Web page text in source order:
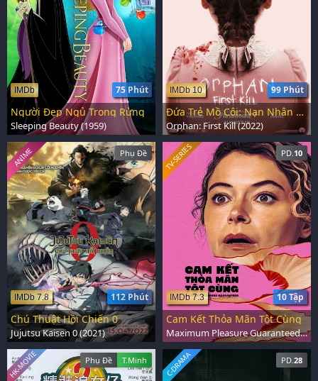
75 Phút
IMDb
Người Đẹp Ngủ Trong Rừng
Sleeping Beauty (1959)
99 Phút
IMDb 10
Đứa Trẻ Mồ Côi: Nạn Nhân Đầu Tiên
Orphan: First Kill (2022)
Phụ Đề
112 Phút
IMDb 7.8
ANIME
Chú Thuật Hồi Chiến 0
Jujutsu Kaisen 0 (2021)
PD.10
10 Tập
IMDb 7.3
TV-SERIES
Cam Kết Thỏa Mãn Tột Cùng
Maximum Pleasure Guaranteed (2026)
Phụ Đề T.Minh
HK-MOVIE PD.28
C-DRAMA